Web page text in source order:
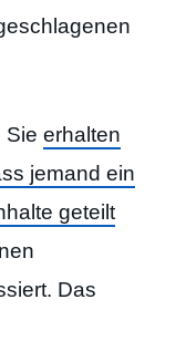
Sie erhalten
jemand ein
geteilt
Das